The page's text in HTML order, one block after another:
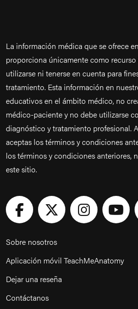
La información médica que se ofrece
proporciona únicamente como
utilizarse ni tenerse en cuenta para
tratamiento. Esta información en
educativos en el ámbito médico, no
médico-paciente y no debe utilizarse
diagnóstico y tratamiento profesional.
aceptas los términos y condiciones
los términos y condiciones anteriores,
este sitio.
Sobre nosotros
Aplicación móvil TeachMeAnatomy
Dejar una reseña
Contáctanos